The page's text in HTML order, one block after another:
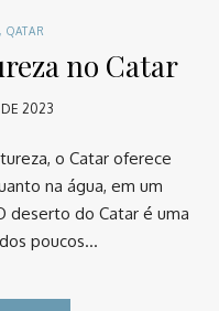
QATAR
no Catar
2023
o Catar oferece
na água, em um
deserto do Catar é uma
poucos…